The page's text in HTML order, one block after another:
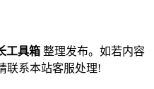
工具箱 整理发布。如若内容
联系本站客服处理!